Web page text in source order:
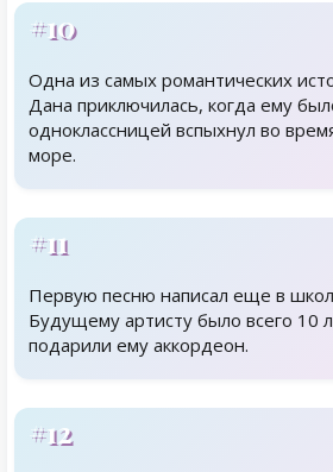
#10
Одна из самых романтических
Дана приключилась, когда ему
одноклассницей вспыхнул во
море.
#11
Первую песню написал еще в
Будущему артисту было всего 10
подарили ему аккордеон.
#12